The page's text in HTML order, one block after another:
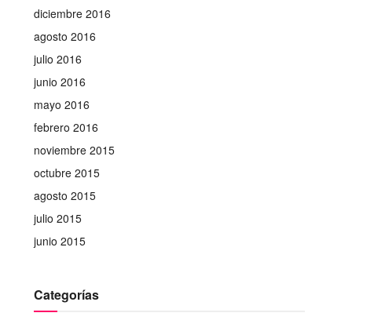
diciembre 2016
agosto 2016
julio 2016
junio 2016
mayo 2016
febrero 2016
noviembre 2015
octubre 2015
agosto 2015
julio 2015
junio 2015
Categorías